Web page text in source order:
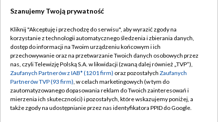
TVP
Abonament TVP
Emisja w TVP
Centrum informacji TVP
Naziemna Telewizja Cyfrowa
Regulamin TVP
Polityka prywatności
Moje zgody
Pomoc
Szanujemy Twoją prywatność
Kliknij "Akceptuję i przechodzę do serwisu", aby wyrazić zgody na
korzystanie z technologii automatycznego śledzenia i zbierania danych,
dostęp do informacji na Twoim urządzeniu końcowym i ich
przechowywanie oraz na przetwarzanie Twoich danych osobowych przez
nas, czyli Telewizję Polską S.A. w likwidacji (zwaną dalej również „TVP”),
Zaufanych Partnerów z IAB* (1201 firm) oraz pozostałych Zaufanych
Partnerów TVP (93 firm), w celach marketingowych (w tym do
zautomatyzowanego dopasowania reklam do Twoich zainteresowań i
mierzenia ich skuteczności) i pozostałych, które wskazujemy poniżej, a
także zgody na udostępnianie przez nas identyfikatora PPID do Google.